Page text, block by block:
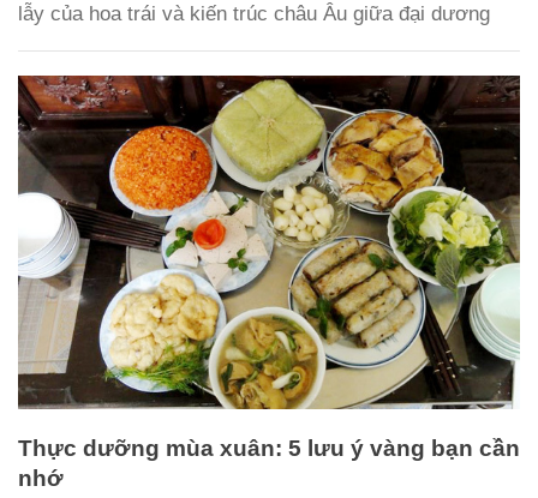
lẫy của hoa trái và kiến trúc châu Âu giữa đại dương
Thực dưỡng mùa xuân: 5 lưu ý vàng bạn cần
nhớ